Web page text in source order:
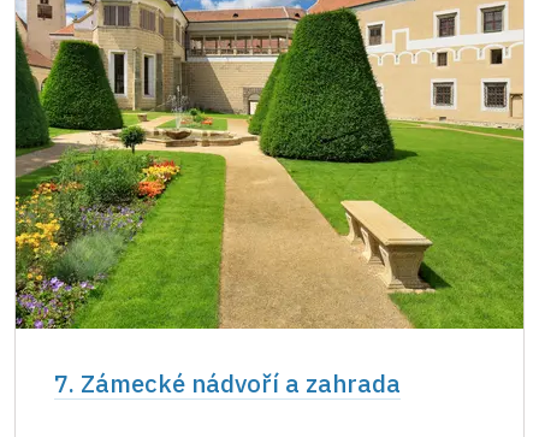
7. Zámecké nádvoří a zahrada